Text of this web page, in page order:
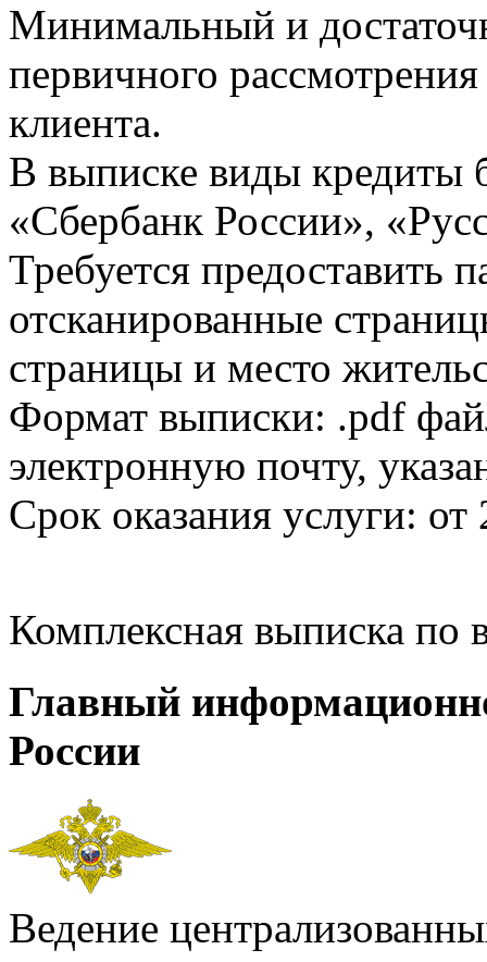
Минимальный и
первичного
клиента.
В выписке виды кредиты
«Сбербанк России»,
Требуется предоставить
отсканированные
страницы и место
Формат выписки: .pdf
электронную почту,
Срок оказания услуги: от
Комплексная выписка
Главный
России
Ведение